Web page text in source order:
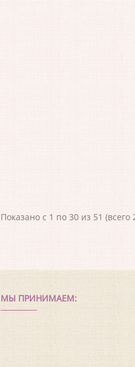
Показано с 1 по 30 из 51 (всего
МЫ ПРИНИМАЕМ: